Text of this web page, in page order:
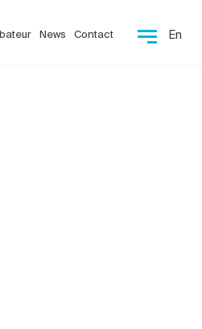
News Contact En